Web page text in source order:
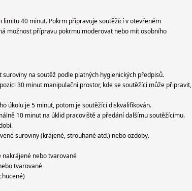
40 minut. Pokrm připravuje soutěžící v otevřeném
možnost přípravu pokrmu moderovat nebo mít osobního
na soutěž podle platných hygienických předpisů.
30 minut manipulační prostor, kde se soutěžící může připravit,
úkolu je 5 minut, potom je soutěžící diskvalifikován.
10 minut na úklid pracoviště a předání dalšímu soutěžícímu.
suroviny (krájené, strouhané atd.) nebo ozdoby.
nakrájené nebo tvarované
tvarované